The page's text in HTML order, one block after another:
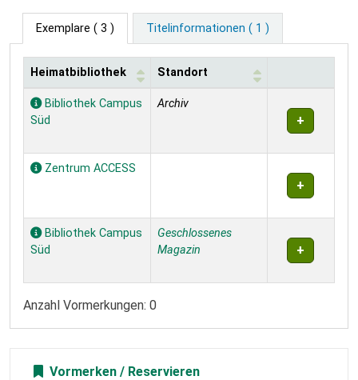
Exemplare ( 3 ) Titelinformationen ( 1 )
Exemplare
Heimatbibliothek Standort
Bibliothek Campus
Süd
Archiv
Zentrum ACCESS
Bibliothek Campus
Süd
Geschlossenes
Magazin
Anzahl Vormerkungen: 0
Vormerken